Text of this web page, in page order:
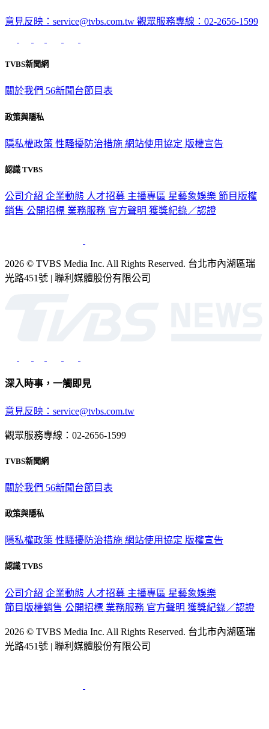
意見反映：service@tvbs.com.tw 觀眾服務專線：02-2656-1599
TVBS新聞網
關於我們 56新聞台節目表
政策與隱私
隱私權政策 性騷擾防治措施 網站使用協定 版權宣告
認識 TVBS
公司介紹 企業動態 人才招募 主播專區 星藝象娛樂 節目版權
銷售 公開招標 業務服務 官方聲明 獲獎紀錄／認證
2026 © TVBS Media Inc. All Rights Reserved. 台北市內湖區瑞
光路451號 | 聯利媒體股份有限公司
深入時事，一觸即見
意見反映：service@tvbs.com.tw
觀眾服務專線：02-2656-1599
TVBS新聞網
關於我們 56新聞台節目表
政策與隱私
隱私權政策 性騷擾防治措施 網站使用協定 版權宣告
認識 TVBS
公司介紹 企業動態 人才招募 主播專區 星藝象娛樂
節目版權銷售 公開招標 業務服務 官方聲明 獲獎紀錄／認證
2026 © TVBS Media Inc. All Rights Reserved. 台北市內湖區瑞
光路451號 | 聯利媒體股份有限公司